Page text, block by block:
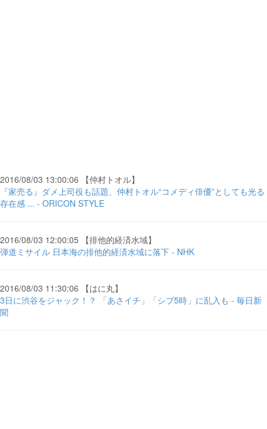
2016/08/03 13:00:06 【仲村トオル】
『家売る』ダメ上司役も話題、仲村トオル“コメディ俳優”としても光る
存在感 ... - ORICON STYLE
2016/08/03 12:00:05 【排他的経済水域】
弾道ミサイル 日本海の排他的経済水域に落下 - NHK
2016/08/03 11:30:06 【はに丸】
3日に渋谷をジャック！？ 「あさイチ」「シブ5時」に乱入も - 毎日新
聞